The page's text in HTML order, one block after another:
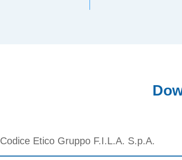
Codice Etico Gruppo F.I.L.A. S.p.A.